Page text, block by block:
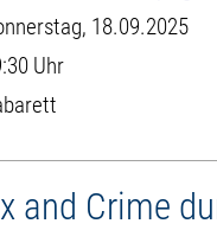
18.09.2025
Uhr
and Crime